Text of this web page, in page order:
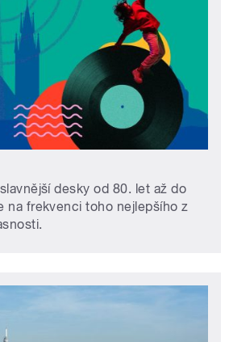
desky od 80. let až do
na frekvenci toho nejlepšího z